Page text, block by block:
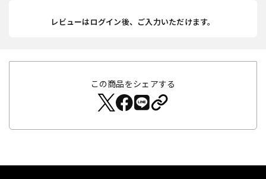
レビューはログイン後、ご入力いただけます。
この商品をシェアする